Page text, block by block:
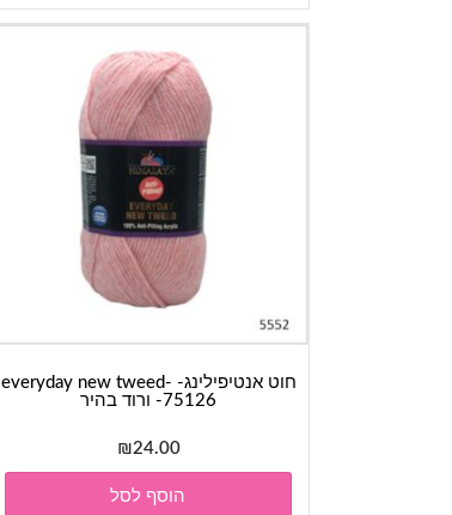
חוט אנטיפילינג- everyday new tweed-
75126- ורוד בהיר
₪24.00
הוסף לסל